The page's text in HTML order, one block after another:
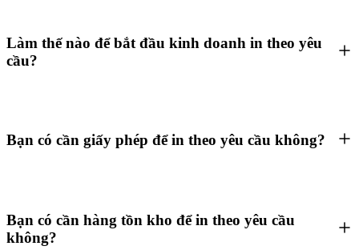
Làm thế nào để bắt đầu kinh doanh in theo yêu
cầu?
Bạn có cần giấy phép để in theo yêu cầu không?
Bạn có cần hàng tồn kho để in theo yêu cầu
không?